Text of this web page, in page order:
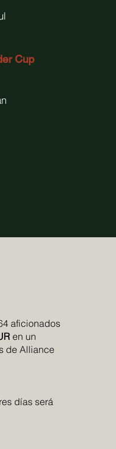
Cup
aficionados
en un
de Alliance
días será